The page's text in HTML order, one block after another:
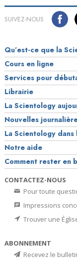
SUIVEZ-NOUS
Qu’est-ce que la
Cours en ligne
Services pour
Librairie
La Scientology
Nouvelles
La Scientology dans
Notre aide
Comment rester en
CONTACTEZ-NOUS
Pour toute
Impressions
Trouver une
ABONNEMENT
Recevez le